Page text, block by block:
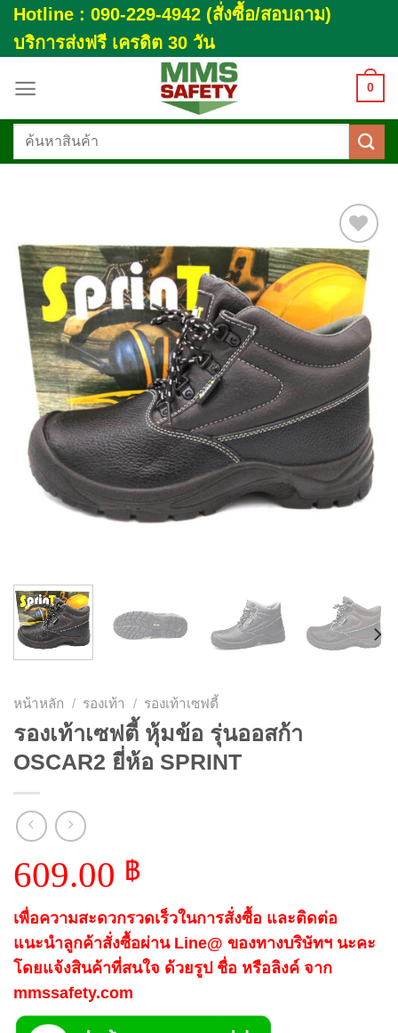
Skip
to
content
Hotline : 090-229-4942 (สั่งซื้อ/สอบถาม)
บริการส่งฟรี เครดิต 30 วัน
0
ค้นหา:
Add to
wishlist
หน้าหลัก / รองเท้า / รองเท้าเซฟตี้
รองเท้าเซฟตี้ หุ้มข้อ รุ่นออสก้า
OSCAR2 ยี่ห้อ SPRINT
609.00 ฿
เพื่อความสะดวกรวดเร็วในการสั่งซื้อ และติดต่อ
แนะนำลูกค้าสั่งซื้อผ่าน Line@ ของทางบริษัทฯ นะคะ
โดยแจ้งสินค้าที่สนใจ ด้วยรูป ชื่อ หรือลิงค์ จาก
mmssafety.com